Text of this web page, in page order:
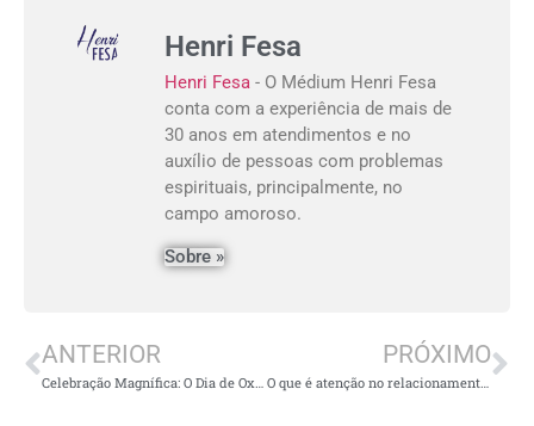
Henri Fesa
Henri Fesa - O Médium Henri Fesa
conta com a experiência de mais de
30 anos em atendimentos e no
auxílio de pessoas com problemas
espirituais, principalmente, no
campo amoroso.
Sobre »
ANTERIOR
Celebração Magnífica: O Dia de Oxumaré
PRÓXIMO
O que é atenção no relacionamento?